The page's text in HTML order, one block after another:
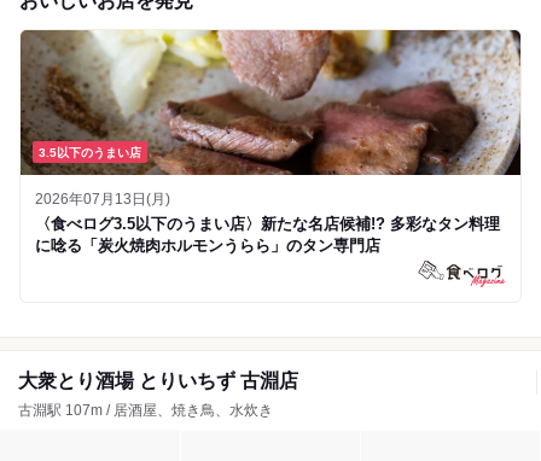
3.5以下のうまい店
2026年07月13日(月)
〈食べログ3.5以下のうまい店〉新たな名店候補!? 多彩なタン料理
に唸る「炭火焼肉ホルモンうらら」のタン専門店
大衆とり酒場 とりいちず 古淵店
古淵駅 107m / 居酒屋、焼き鳥、水炊き